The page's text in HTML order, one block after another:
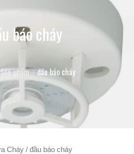
báo cháy
Sản phẩm đầu báo cháy
Cháy / đầu báo cháy